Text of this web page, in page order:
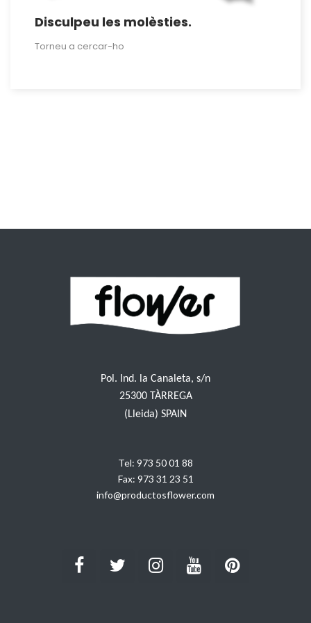
Disculpeu les molèsties.
Torneu a cercar-ho
Pol. Ind. la Canaleta, s/n
25300 TÀRREGA
(Lleida) SPAIN
Tel: 973 50 01 88
Fax: 973 31 23 51
info@productosflower.com